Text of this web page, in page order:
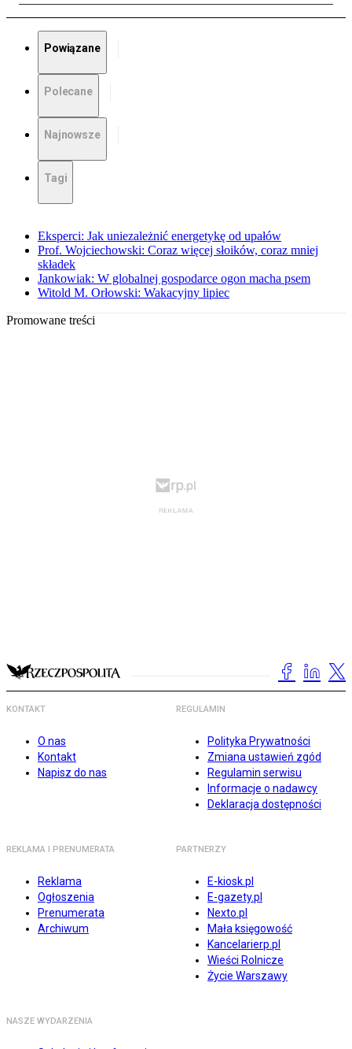
Powiązane
Polecane
Najnowsze
Tagi
Eksperci: Jak uniezależnić energetykę od upałów
Prof. Wojciechowski: Coraz więcej słoików, coraz mniej
składek
Jankowiak: W globalnej gospodarce ogon macha psem
Witold M. Orłowski: Wakacyjny lipiec
Promowane treści
KONTAKT
O nas
Kontakt
Napisz do nas
REGULAMIN
Polityka Prywatności
Zmiana ustawień zgód
Regulamin serwisu
Informacje o nadawcy
Deklaracja dostępności
REKLAMA I PRENUMERATA
Reklama
Ogłoszenia
Prenumerata
Archiwum
PARTNERZY
E-kiosk.pl
E-gazety.pl
Nexto.pl
Mała księgowość
Kancelarierp.pl
Wieści Rolnicze
Życie Warszawy
NASZE WYDARZENIA